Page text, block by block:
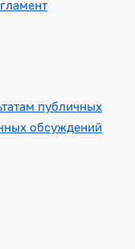
публичных
обсуждений